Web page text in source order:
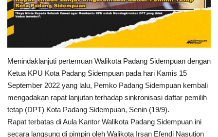
DANA DESA
Language
English INDONESIA INDONESIA
Menindaklanjuti pertemuan Walikota Padang Sidempuan dengan
Ketua KPU Kota Padang Sidempuan pada hari Kamis 15
September 2022 yang lalu, Pemko Padang Sidempuan kembali
mengadakan rapat lanjutan terhadap sinkronisasi daftar pemilih
tetap (DPT) Kota Padang Sidempuan, Senin (19/9).
Rapat terbatas di Aula Kantor Walikota Padang Sidempuan ini
secara langsung di pimpin oleh Walikota Irsan Efendi Nasution